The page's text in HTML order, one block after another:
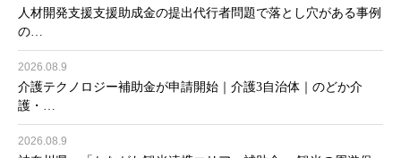
人材開発支援支援助成金の提出代行者問題で落とし穴がある事例
の…
2026.08.9
介護テクノロジー補助金が申請開始｜介護3自治体｜のどか介
護・…
2026.08.9